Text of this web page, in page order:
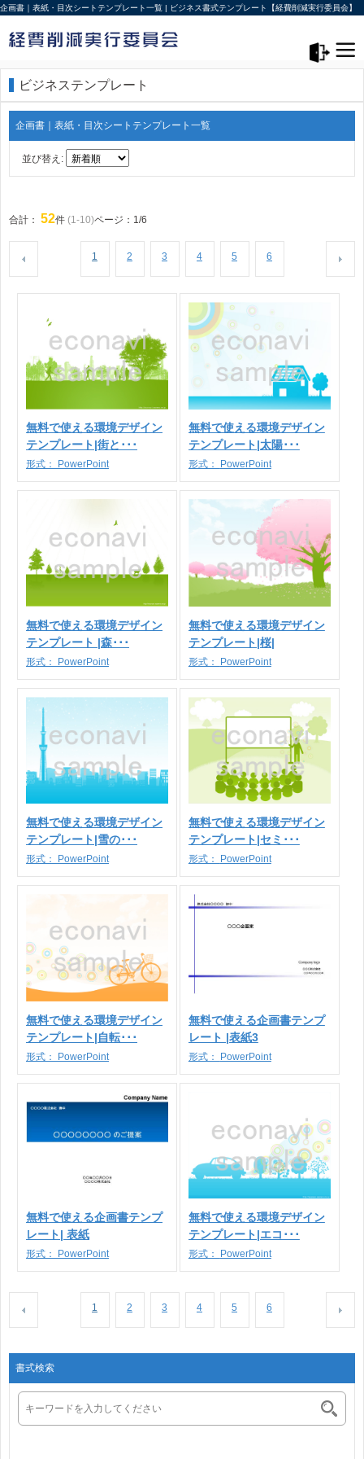
企画書｜表紙・目次シートテンプレート一覧 | ビジネス書式テンプレート【経費削減実行委員会】
ビジネステンプレート
企画書｜表紙・目次シートテンプレート一覧
並び替え:
合計： 52件 (1-10)ページ：1/6
1 2 3 4 5 6
無料で使える環境デザイン
テンプレート|街と･･･
形式： PowerPoint
無料で使える環境デザイン
テンプレート|太陽･･･
形式： PowerPoint
無料で使える環境デザイン
テンプレート |森･･･
形式： PowerPoint
無料で使える環境デザイン
テンプレート|桜|
形式： PowerPoint
無料で使える環境デザイン
テンプレート|雪の･･･
形式： PowerPoint
無料で使える環境デザイン
テンプレート|セミ･･･
形式： PowerPoint
無料で使える環境デザイン
テンプレート|自転･･･
形式： PowerPoint
無料で使える企画書テンプ
レート |表紙3
形式： PowerPoint
無料で使える企画書テンプ
レート| 表紙
形式： PowerPoint
無料で使える環境デザイン
テンプレート|エコ･･･
形式： PowerPoint
1 2 3 4 5 6
書式検索